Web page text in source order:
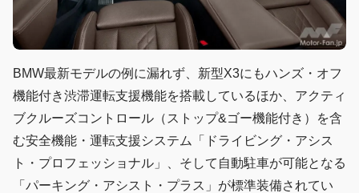
BMW最新モデルの例に漏れず、新型X3にもハンズ・オフ
機能付き渋滞運転支援機能を搭載しているほか、アクティ
ブクルーズコントロール（ストップ&ゴー機能付き）を含
む安全機能・運転支援システム「ドライビング・アシス
ト・プロフェッショナル」、そして自動駐車が可能となる
「パーキング・アシスト・プラス」が標準装備されてい